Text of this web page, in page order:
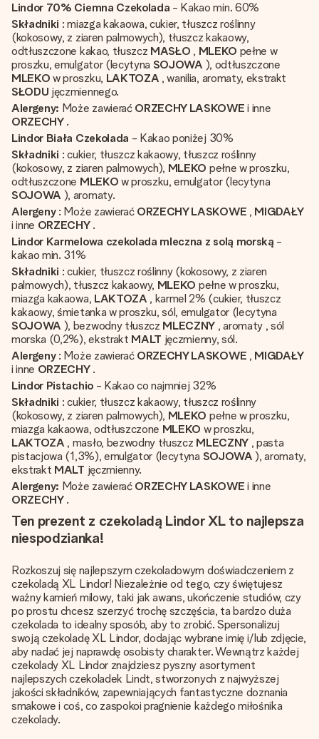
Lindor 70% Ciemna Czekolada - Kakao min. 60%
Składniki : miazga kakaowa, cukier, tłuszcz roślinny
(kokosowy, z ziaren palmowych), tłuszcz kakaowy,
odtłuszczone kakao, tłuszcz MASŁO , MLEKO pełne w
proszku, emulgator (lecytyna SOJOWA ), odtłuszczone
MLEKO w proszku, LAKTOZA , wanilia, aromaty, ekstrakt
SŁODU jęczmiennego.
Alergeny: Może zawierać ORZECHY LASKOWE i inne
ORZECHY.
Lindor Biała Czekolada - Kakao poniżej 30%
Składniki : cukier, tłuszcz kakaowy, tłuszcz roślinny
(kokosowy, z ziaren palmowych), MLEKO pełne w proszku,
odtłuszczone MLEKO w proszku, emulgator (lecytyna
SOJOWA ), aromaty.
Alergeny: Może zawierać ORZECHY LASKOWE , MIGDAŁY
i inne ORZECHY.
Lindor Karmelowa czekolada mleczna z solą morską -
kakao min. 31%
Składniki : cukier, tłuszcz roślinny (kokosowy, z ziaren
palmowych), tłuszcz kakaowy, MLEKO pełne w proszku,
miazga kakaowa, LAKTOZA , karmel 2% (cukier, tłuszcz
kakaowy, śmietanka w proszku, sól, emulgator (lecytyna
SOJOWA ), bezwodny tłuszcz MLECZNY , aromaty , sól
morska (0,2%), ekstrakt MALT jęczmienny, sól.
Alergeny: Może zawierać ORZECHY LASKOWE , MIGDAŁY
i inne ORZECHY.
Lindor Pistachio- Kakao co najmniej 32%
Składniki : cukier, tłuszcz kakaowy, tłuszcz roślinny
(kokosowy, z ziaren palmowych), MLEKO pełne w proszku,
miazga kakaowa, odtłuszczone MLEKO w proszku,
LAKTOZA , masło, bezwodny tłuszcz MLECZNY, pasta
pistacjowa (1,3%), emulgator (lecytyna SOJOWA ), aromaty,
ekstrakt MALT jęczmienny.
Alergeny: Może zawierać ORZECHY LASKOWE i inne
ORZECHY.
Ten prezent z czekoladą Lindor XL to najlepsza
niespodzianka!
Rozkoszuj się najlepszym czekoladowym doświadczeniem z
czekoladą XL Lindor! Niezależnie od tego, czy świętujesz
ważny kamień milowy, taki jak awans, ukończenie studiów, czy
po prostu chcesz szerzyć trochę szczęścia, ta bardzo duża
czekolada to idealny sposób, aby to zrobić. Spersonalizuj
swoją czekoladę XL Lindor, dodając wybrane imię i/lub zdjęcie,
aby nadać jej naprawdę osobisty charakter. Wewnątrz każdej
czekolady XL Lindor znajdziesz pyszny asortyment
najlepszych czekoladek Lindt, stworzonych z najwyższej
jakości składników, zapewniających fantastyczne doznania
smakowe i coś, co zaspokoi pragnienie każdego miłośnika
czekolady.